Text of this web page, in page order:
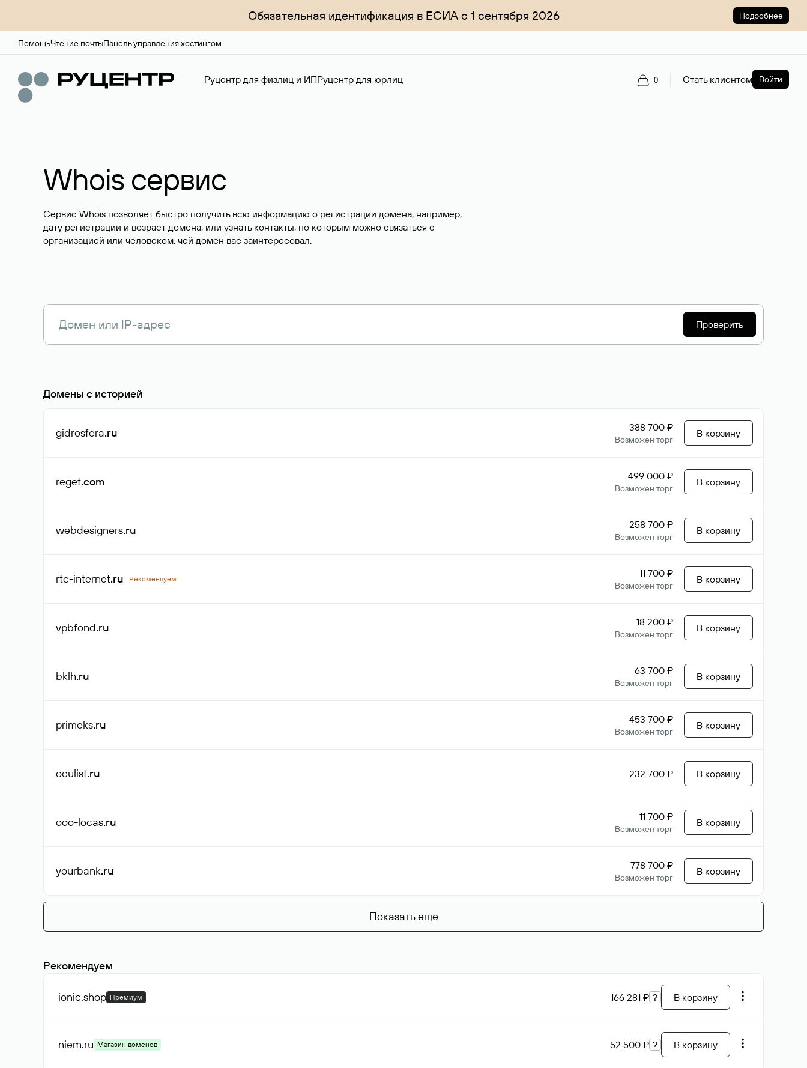
Обязательная идентификация в ЕСИА с 1 сентября 2026 Подробнее
ПомощьЧтение почтыПанель управления хостингом
Руцентр для физлиц и ИПРуцентр для юрлиц 0 Стать клиентом Войти
Whois сервис
Сервис Whois позволяет быстро получить всю информацию о регистрации домена, например,
дату регистрации и возраст домена, или узнать контакты, по которым можно связаться с
организацией или человеком, чей домен вас заинтересовал.
Проверить
Домены с историей
gidrosfera.ru 388 700 ₽
Возможен торг
В корзину
reget.com 499 000 ₽
Возможен торг
В корзину
webdesigners.ru 258 700 ₽
Возможен торг
В корзину
rtc-internet.ru Рекомендуем 11 700 ₽
Возможен торг
В корзину
vpbfond.ru 18 200 ₽
Возможен торг
В корзину
bklh.ru 63 700 ₽
Возможен торг
В корзину
primeks.ru 453 700 ₽
Возможен торг
В корзину
oculist.ru 232 700 ₽ В корзину
ooo-locas.ru 11 700 ₽
Возможен торг
В корзину
yourbank.ru 778 700 ₽
Возможен торг
В корзину
Показать еще
Рекомендуем
ionic.shop Премиум 166 281 ₽ ? В корзину
niem.ru Магазин доменов 52 500 ₽ ? В корзину